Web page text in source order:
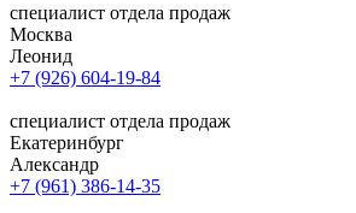
специалист отдела продаж
Москва
Леонид
+7 (926) 604-19-84
специалист отдела продаж
Екатеринбург
Александр
+7 (961) 386-14-35